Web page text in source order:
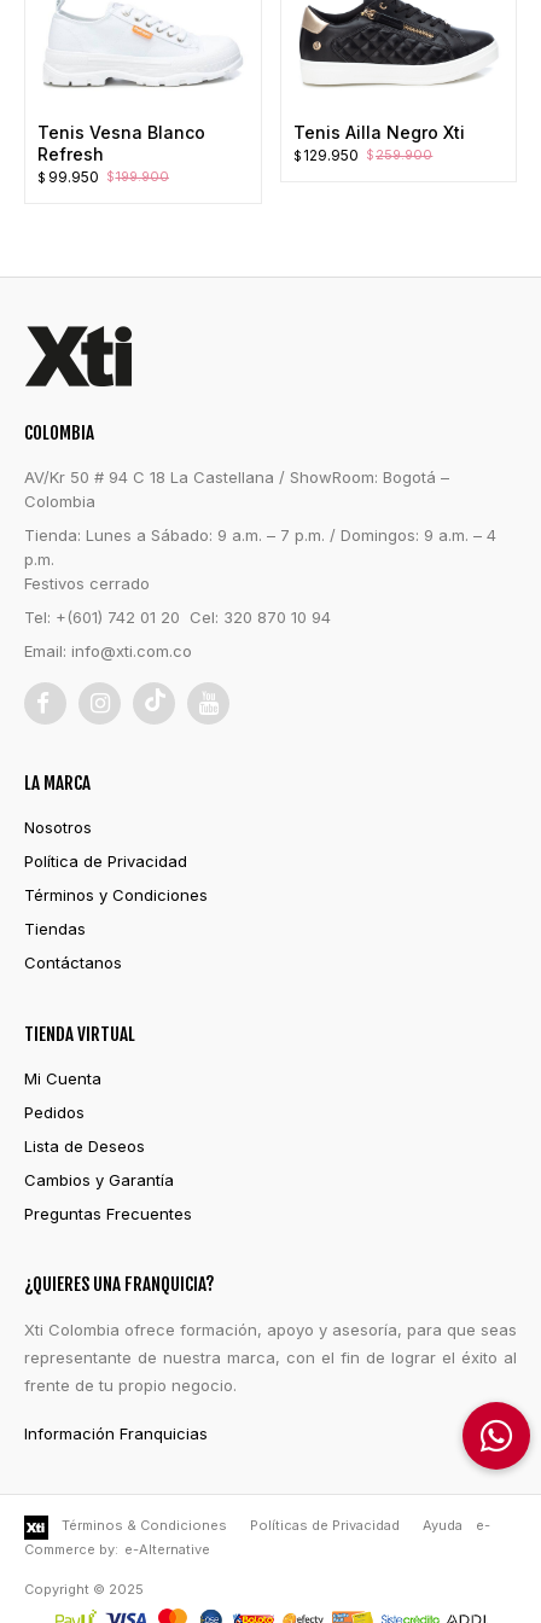
Tenis Vesna Blanco
Refresh
$199.900
El
$ 99.950
El
Tenis Ailla Negro Xti
$259.900
El
$ 129.950
El
COLOMBIA
AV/Kr 50 # 94 C 18 La Castellana / ShowRoom: Bogotá –
Colombia
Tienda: Lunes a Sábado: 9 a.m. – 7 p.m. / Domingos: 9 a.m. – 4
p.m.
Festivos cerrado
Tel: +(601) 742 01 20 Cel: 320 870 10 94
Email: info@xti.com.co
LA MARCA
Nosotros
Política de Privacidad
Términos y Condiciones
Tiendas
Contáctanos
TIENDA VIRTUAL
Mi Cuenta
Pedidos
Lista de Deseos
Cambios y Garantía
Preguntas Frecuentes
¿QUIERES UNA FRANQUICIA?
Xti Colombia ofrece formación, apoyo y asesoría, para que seas
representante de nuestra marca, con el fin de lograr el éxito al
frente de tu propio negocio.
Información Franquicias
Términos & Condiciones Políticas de Privacidad Ayuda
e-
Commerce by: e-Alternative
Copyright © 2025